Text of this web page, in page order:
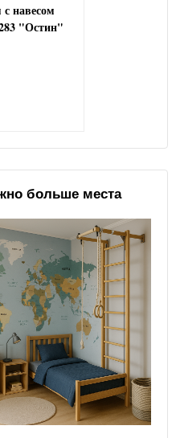
навесом
"Остин"
больше места